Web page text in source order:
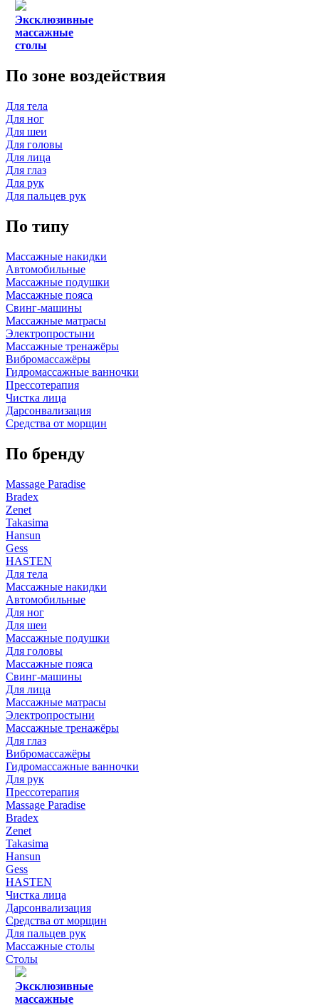
Эксклюзивные
массажные
столы
По зоне воздействия
Для тела
Для ног
Для шеи
Для головы
Для лица
Для глаз
Для рук
Для пальцев рук
По типу
Массажные накидки
Автомобильные
Массажные подушки
Массажные пояса
Свинг-машины
Массажные матрасы
Электропростыни
Массажные тренажёры
Вибромассажёры
Гидромассажные ванночки
Прессотерапия
Чистка лица
Дарсонвализация
Средства от морщин
По бренду
Massage Paradise
Bradex
Zenet
Takasima
Hansun
Gess
HASTEN
Для тела
Массажные накидки
Автомобильные
Для ног
Для шеи
Массажные подушки
Для головы
Массажные пояса
Свинг-машины
Для лица
Массажные матрасы
Электропростыни
Массажные тренажёры
Для глаз
Вибромассажёры
Гидромассажные ванночки
Для рук
Прессотерапия
Massage Paradise
Bradex
Zenet
Takasima
Hansun
Gess
HASTEN
Чистка лица
Дарсонвализация
Средства от морщин
Для пальцев рук
Массажные столы
Столы
Эксклюзивные
массажные